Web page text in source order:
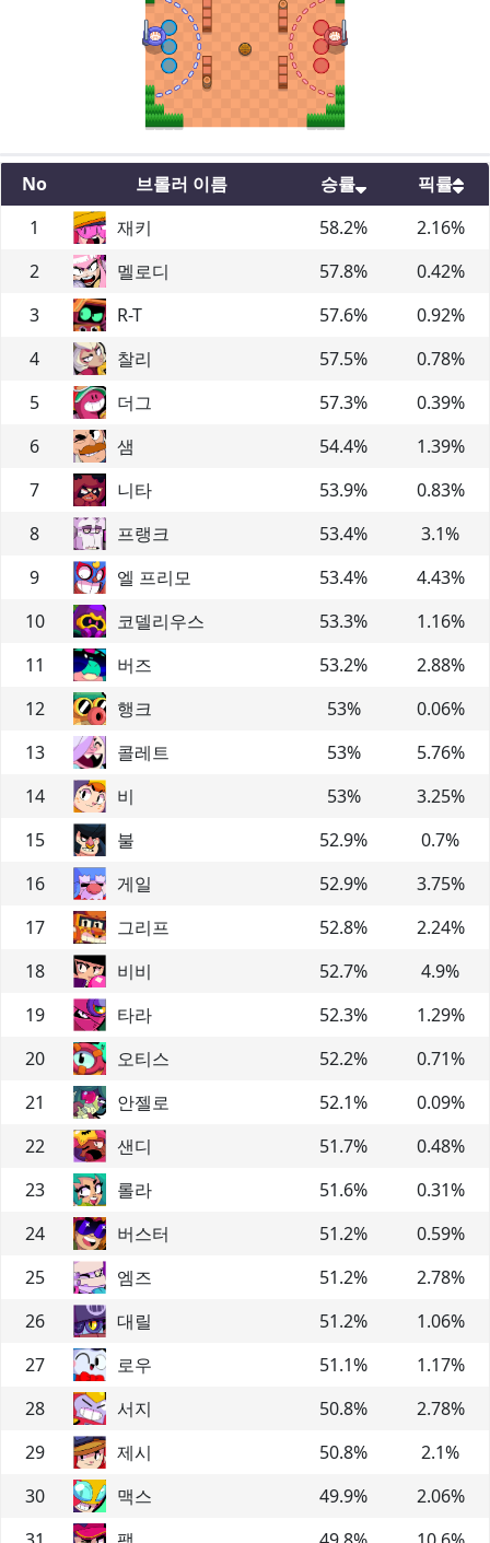
No 브롤러 이름 승률
픽률
1
재키 58.2% 2.16%
2
멜로디 57.8% 0.42%
3
R-T 57.6% 0.92%
4
찰리 57.5% 0.78%
5
더그 57.3% 0.39%
6
샘 54.4% 1.39%
7
니타 53.9% 0.83%
8
프랭크 53.4% 3.1%
9
엘 프리모 53.4% 4.43%
10
코델리우스 53.3% 1.16%
11
버즈 53.2% 2.88%
12
행크 53% 0.06%
13
콜레트 53% 5.76%
14
비 53% 3.25%
15
불 52.9% 0.7%
16
게일 52.9% 3.75%
17
그리프 52.8% 2.24%
18
비비 52.7% 4.9%
19
타라 52.3% 1.29%
20
오티스 52.2% 0.71%
21
안젤로 52.1% 0.09%
22
샌디 51.7% 0.48%
23
롤라 51.6% 0.31%
24
버스터 51.2% 0.59%
25
엠즈 51.2% 2.78%
26
대릴 51.2% 1.06%
27
로우 51.1% 1.17%
28
서지 50.8% 2.78%
29
제시 50.8% 2.1%
30
맥스 49.9% 2.06%